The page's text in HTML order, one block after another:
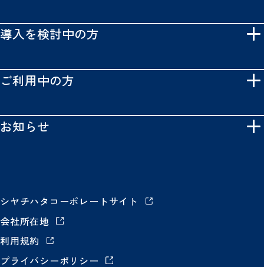
導入を検討中の方
ご利用中の方
お知らせ
シヤチハタコーポレートサイト
会社所在地
利用規約
プライバシーポリシー